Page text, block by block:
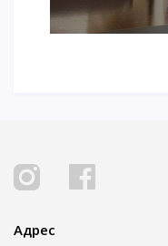
Адрес